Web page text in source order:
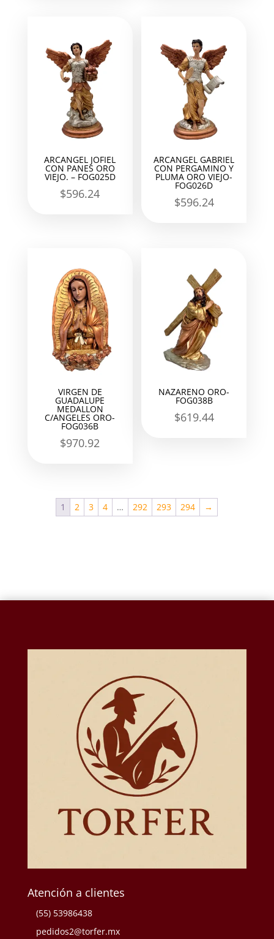
ARCANGEL JOFIEL
CON PANES ORO
VIEJO. – FOG025D
$596.24
ARCANGEL GABRIEL
CON PERGAMINO Y
PLUMA ORO VIEJO-
FOG026D
$596.24
VIRGEN DE
GUADALUPE
MEDALLON
C/ANGELES ORO-
FOG036B
$970.92
NAZARENO ORO-
FOG038B
$619.44
1 2 3 4 … 292 293 294 →
Atención a clientes
(55) 53986438
pedidos2@torfer.mx